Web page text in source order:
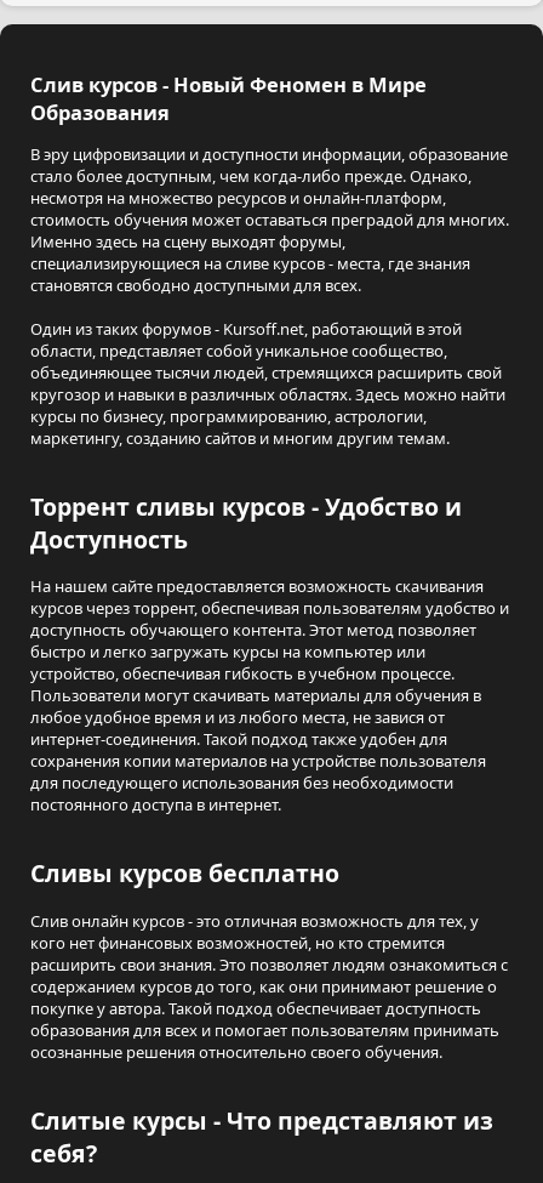
Слив курсов - Новый Феномен в Мире
Образования
В эру цифровизации и доступности информации, образование
стало более доступным, чем когда-либо прежде. Однако,
несмотря на множество ресурсов и онлайн-платформ,
стоимость обучения может оставаться преградой для многих.
Именно здесь на сцену выходят форумы,
специализирующиеся на сливе курсов - места, где знания
становятся свободно доступными для всех.
Один из таких форумов - Kursoff.net, работающий в этой
области, представляет собой уникальное сообщество,
объединяющее тысячи людей, стремящихся расширить свой
кругозор и навыки в различных областях. Здесь можно найти
курсы по бизнесу, программированию, астрологии,
маркетингу, созданию сайтов и многим другим темам.
Торрент сливы курсов - Удобство и
Доступность
На нашем сайте предоставляется возможность скачивания
курсов через торрент, обеспечивая пользователям удобство и
доступность обучающего контента. Этот метод позволяет
быстро и легко загружать курсы на компьютер или
устройство, обеспечивая гибкость в учебном процессе.
Пользователи могут скачивать материалы для обучения в
любое удобное время и из любого места, не завися от
интернет-соединения. Такой подход также удобен для
сохранения копии материалов на устройстве пользователя
для последующего использования без необходимости
постоянного доступа в интернет.
Сливы курсов бесплатно
Слив онлайн курсов - это отличная возможность для тех, у
кого нет финансовых возможностей, но кто стремится
расширить свои знания. Это позволяет людям ознакомиться с
содержанием курсов до того, как они принимают решение о
покупке у автора. Такой подход обеспечивает доступность
образования для всех и помогает пользователям принимать
осознанные решения относительно своего обучения.
Слитые курсы - Что представляют из
себя?